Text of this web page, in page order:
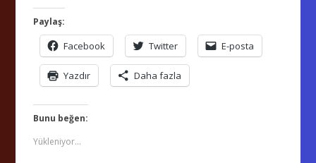
Paylaş:
Facebook Twitter E-posta
Yazdır Daha fazla
Bunu beğen:
Yükleniyor...